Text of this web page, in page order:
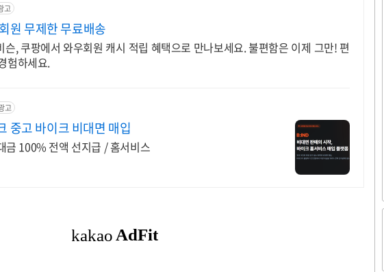
고
원 무제한 무료배송
, 쿠팡에서 와우회원 캐시 적립 혜택으로 만나보세요. 불편함은 이제 그만! 편
험하세요.
고
중고 바이크 비대면 매입
금 100% 전액 선지급 / 홈서비스